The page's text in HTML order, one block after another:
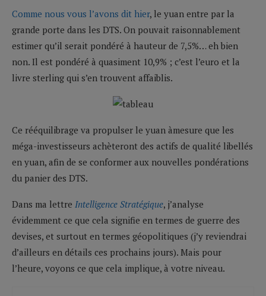
Comme nous vous l’avons dit hier, le yuan entre par la
grande porte dans les DTS. On pouvait raisonnablement
estimer qu’il serait pondéré à hauteur de 7,5%… eh bien
non. Il est pondéré à quasiment 10,9% ; c’est l’euro et la
livre sterling qui s’en trouvent affaiblis.
Ce rééquilibrage va propulser le yuan àmesure que les
méga-investisseurs achèteront des actifs de qualité libellés
en yuan, afin de se conformer aux nouvelles pondérations
du panier des DTS.
Dans ma lettre Intelligence Stratégique, j’analyse
évidemment ce que cela signifie en termes de guerre des
devises, et surtout en termes géopolitiques (j’y reviendrai
d’ailleurs en détails ces prochains jours). Mais pour
l’heure, voyons ce que cela implique, à votre niveau.